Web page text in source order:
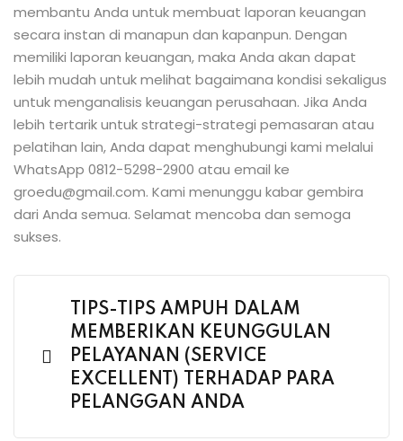
membantu Anda untuk membuat laporan keuangan
secara instan di manapun dan kapanpun. Dengan
memiliki laporan keuangan, maka Anda akan dapat
lebih mudah untuk melihat bagaimana kondisi sekaligus
untuk menganalisis keuangan perusahaan. Jika Anda
lebih tertarik untuk strategi-strategi pemasaran atau
pelatihan lain, Anda dapat menghubungi kami melalui
WhatsApp 0812-5298-2900 atau email ke
groedu@gmail.com. Kami menunggu kabar gembira
dari Anda semua. Selamat mencoba dan semoga
sukses.
TIPS-TIPS AMPUH DALAM
MEMBERIKAN KEUNGGULAN
PELAYANAN (SERVICE
EXCELLENT) TERHADAP PARA
PELANGGAN ANDA